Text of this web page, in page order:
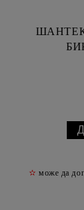
✫ може да